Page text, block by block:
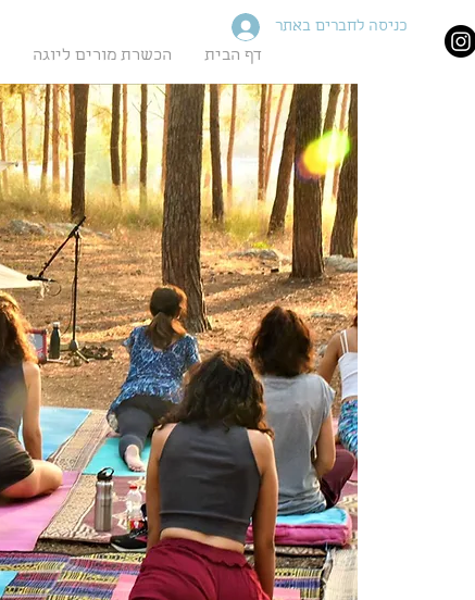
כניסה לחברים באתר
דף הבית
הכשרת מורים ליוגה